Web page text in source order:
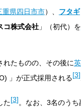
重県四日市市）、 フタギ
コ株式会社」（初代）を
れたものの、その後に
」が正式採用される[3]
た[3]。なお、3名のう